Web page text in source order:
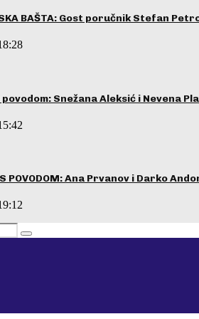
BAŠTA: Gost poručnik Stefan
Snežana Aleksić i Nevena
S POVODOM: Ana Prvanov i Darko
Pretraga